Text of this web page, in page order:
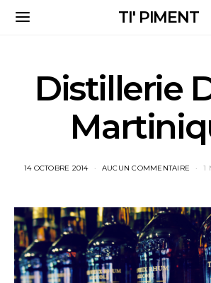
TI' PIMENT
Distillerie
14 OCTOBRE 2014 AUCUN COMMENTAIRE 1